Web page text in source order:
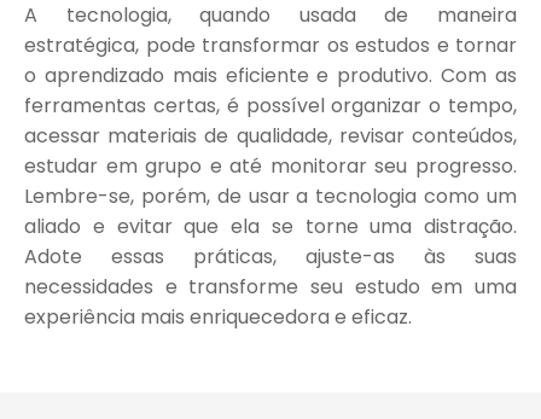
A tecnologia, quando usada de maneira
estratégica, pode transformar os estudos e tornar
o aprendizado mais eficiente e produtivo. Com as
ferramentas certas, é possível organizar o tempo,
acessar materiais de qualidade, revisar conteúdos,
estudar em grupo e até monitorar seu progresso.
Lembre-se, porém, de usar a tecnologia como um
aliado e evitar que ela se torne uma distração.
Adote essas práticas, ajuste-as às suas
necessidades e transforme seu estudo em uma
experiência mais enriquecedora e eficaz.